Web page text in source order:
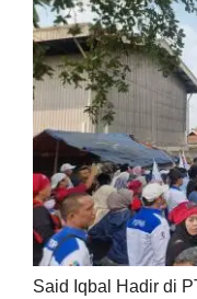
Said Iqbal Hadir di